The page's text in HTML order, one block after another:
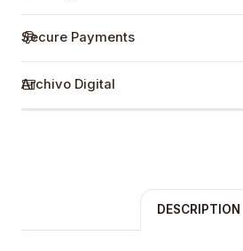
Secure Payments
Archivo Digital
DESCRIPTION